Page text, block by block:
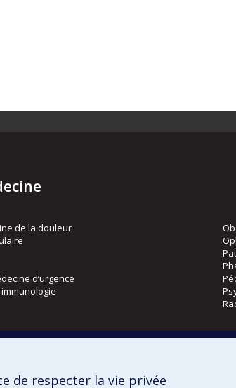
de la douleur
d’urgence
de respecter la vie privée